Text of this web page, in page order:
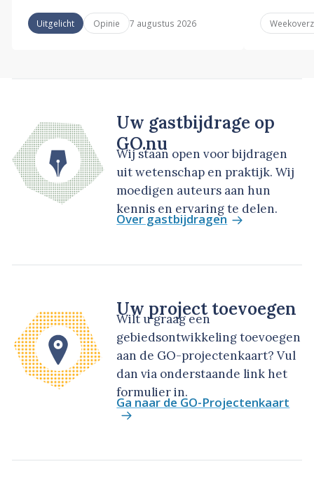
Uitgelicht Opinie 7 augustus 2026
Uw gastbijdrage op
GO.nu
Wij staan open voor bijdragen
uit wetenschap en praktijk. Wij
moedigen auteurs aan hun
kennis en ervaring te delen.
Over gastbijdragen
Uw project toevoegen
Wilt u graag een
gebiedsontwikkeling toevoegen
aan de GO-projectenkaart? Vul
dan via onderstaande link het
formulier in.
Ga naar de GO-Projectenkaart